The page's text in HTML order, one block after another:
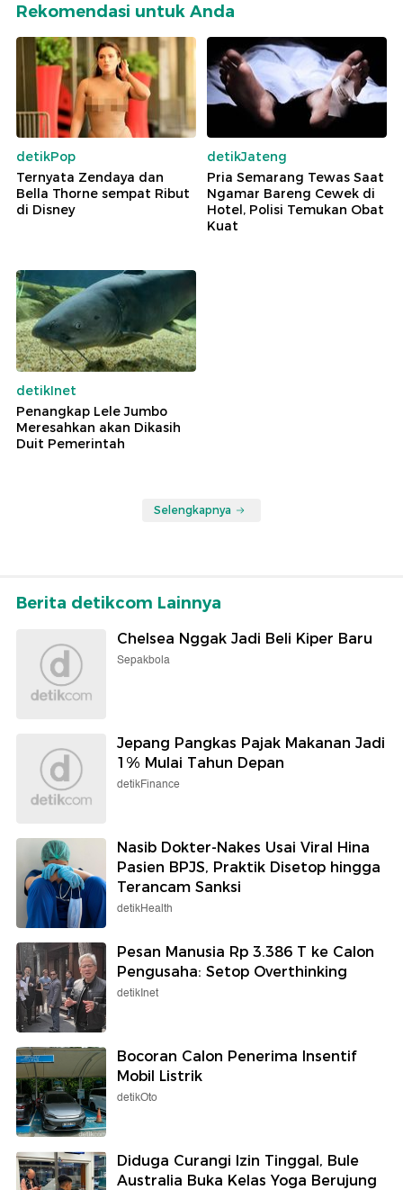
Rekomendasi untuk Anda
detikPop
Ternyata Zendaya dan
Bella Thorne sempat Ribut
di Disney
detikJateng
Pria Semarang Tewas Saat
Ngamar Bareng Cewek di
Hotel, Polisi Temukan Obat
Kuat
detikInet
Penangkap Lele Jumbo
Meresahkan akan Dikasih
Duit Pemerintah
Selengkapnya
Berita detikcom Lainnya
Chelsea Nggak Jadi Beli Kiper Baru
Sepakbola
Jepang Pangkas Pajak Makanan Jadi
1% Mulai Tahun Depan
detikFinance
Nasib Dokter-Nakes Usai Viral Hina
Pasien BPJS, Praktik Disetop hingga
Terancam Sanksi
detikHealth
Pesan Manusia Rp 3.386 T ke Calon
Pengusaha: Setop Overthinking
detikInet
Bocoran Calon Penerima Insentif
Mobil Listrik
detikOto
Diduga Curangi Izin Tinggal, Bule
Australia Buka Kelas Yoga Berujung